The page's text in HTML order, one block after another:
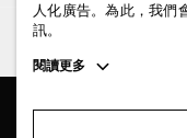
付款說明
退貨及退款說明
常見問題
隱私權政策
條款與細則
追蹤COS
人化廣告。為此，我們
訊。
Toggle
閱讀更多